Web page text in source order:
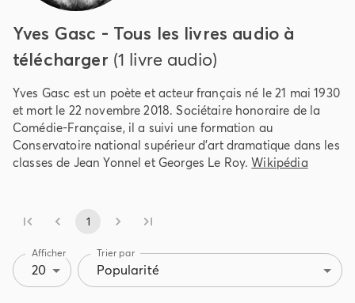
Yves Gasc - Tous les livres audio à
télécharger (1 livre audio)
Yves Gasc est un poète et acteur français né le 21 mai 1930
et mort le 22 novembre 2018. Sociétaire honoraire de la
Comédie-Française, il a suivi une formation au
Conservatoire national supérieur d'art dramatique dans les
classes de Jean Yonnel et Georges Le Roy.Wikipédia
1
Afficher
20
Trier par
Popularité